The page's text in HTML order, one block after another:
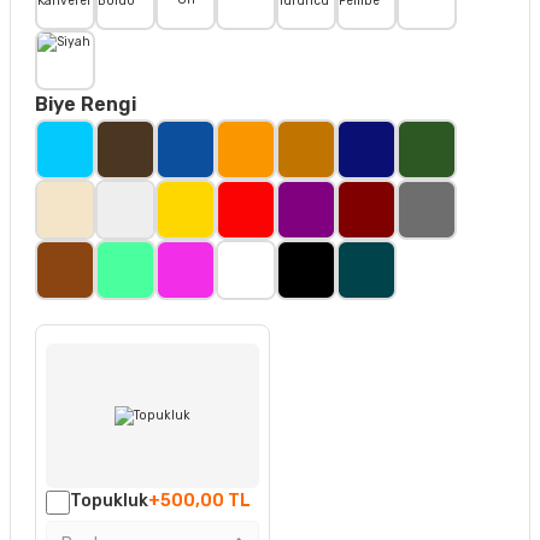
Biye Rengi
Topukluk+500,00 TL